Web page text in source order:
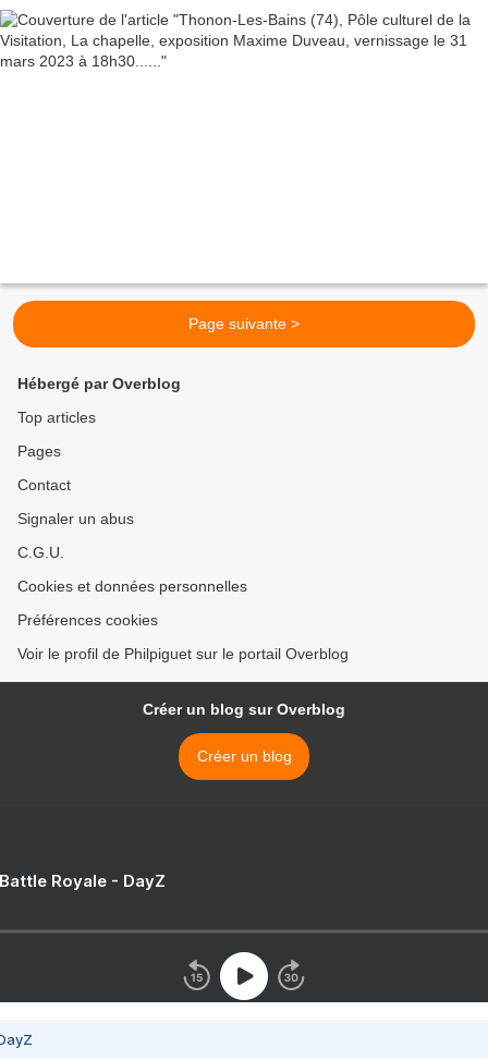
Page suivante >
Hébergé par Overblog
Top articles
Pages
Contact
Signaler un abus
C.G.U.
Cookies et données personnelles
Préférences cookies
Voir le profil de Philpiguet sur le portail Overblog
Créer un blog sur Overblog
Créer un blog
Royale - DayZ